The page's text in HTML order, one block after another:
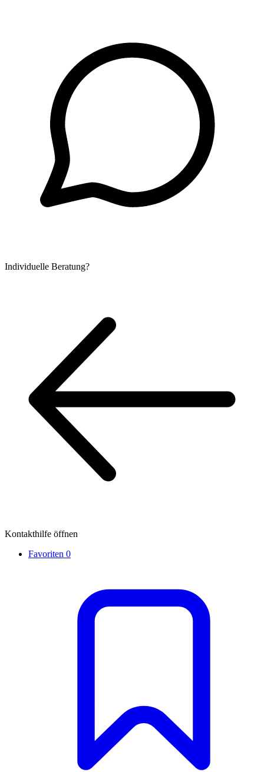
Individuelle Beratung?
Kontakthilfe öffnen
Favoriten 0